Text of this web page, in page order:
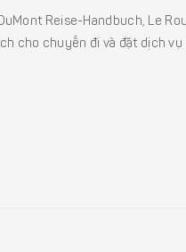
Reise-Handbuch, Le
cho chuyến đi và đặt dịch vụ